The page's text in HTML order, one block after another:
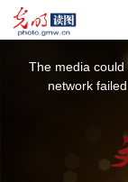
The media
network